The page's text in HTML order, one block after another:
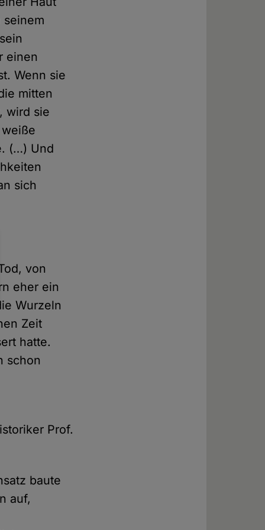
einen
Wenn sie
mitten
wird sie
(…) Und
sich
von
eher ein
Wurzeln
Zeit
hatte.
schon
Prof.
baute
auf,